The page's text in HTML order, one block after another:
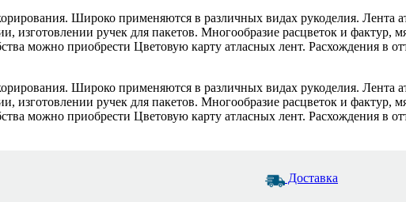
Широко применяются в различных видах рукоделия. Лента
ручек для пакетов. Многообразие расцветок и фактур,
можно приобрести Цветовую карту атласных лент. Расхождения в
Широко применяются в различных видах рукоделия. Лента
ручек для пакетов. Многообразие расцветок и фактур,
можно приобрести Цветовую карту атласных лент. Расхождения в
Доставка